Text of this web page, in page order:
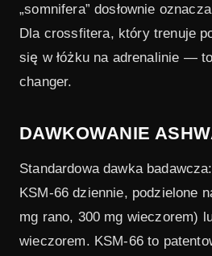
„somnifera” dosłownie
Dla crossfitera, który trenuje
się w łóżku na adrenalinie —
changer.
DAWKOWANIE
Standardowa dawka
KSM-66 dziennie, podzielone
mg rano, 300 mg wieczorem)
wieczorem. KSM-66 to